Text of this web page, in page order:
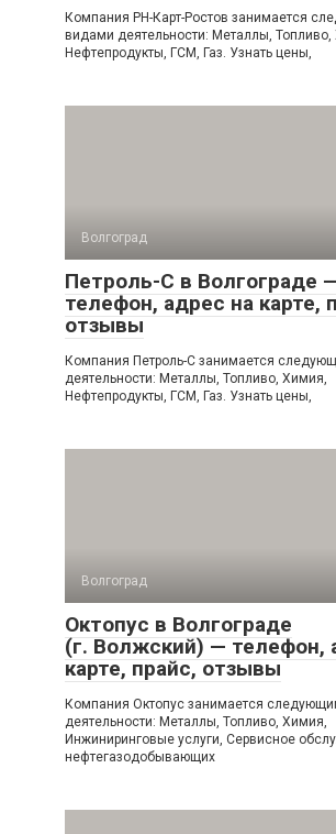
Компания РН-Карт-Ростов занимается
видами деятельности: Металлы, Топливо,
Нефтепродукты, ГСМ, Газ. Узнать цены,
Волгоград
Петроль-С в Волгограде
телефон, адрес на карте,
отзывы
Компания Петроль-С занимается
деятельности: Металлы, Топливо, Химия,
Нефтепродукты, ГСМ, Газ. Узнать цены,
Волгоград
Октопус в Волгограде
(г. Волжский) — телефон,
карте, прайс, отзывы
Компания Октопус занимается
деятельности: Металлы, Топливо, Химия,
Инжиниринговые услуги, Сервисное
нефтегазодобывающих